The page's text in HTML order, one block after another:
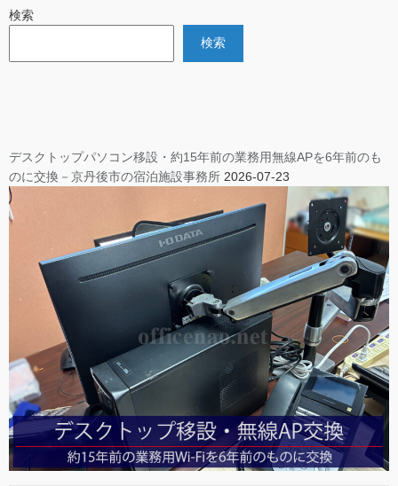
検索
検索
デスクトップパソコン移設・約15年前の業務用無線APを6年前のも
のに交換－京丹後市の宿泊施設事務所 2026-07-23